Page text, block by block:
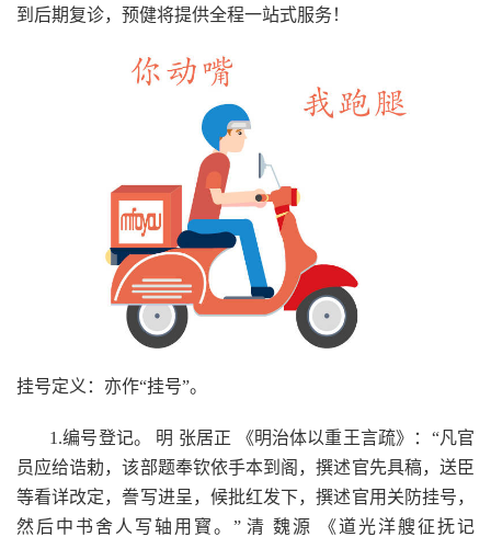
到后期复诊，预健将提供全程一站式服务！
挂号定义：亦作“挂号”。
1.编号登记。 明 张居正 《明治体以重王言疏》：“凡官
员应给诰勅，该部题奉钦依手本到阁，撰述官先具稿，送臣
等看详改定，誊写进呈，候批红发下，撰述官用关防挂号，
然后中书舍人写轴用寳。” 清 魏源 《道光洋艘征抚记